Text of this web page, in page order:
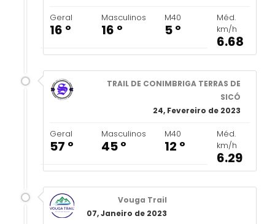
Geral
16 º
Masculinos
16 º
M40
5 º
Méd.
km/h
6.68
TRAIL DE CONIMBRIGA TERRAS DE
SICÓ
24, Fevereiro de 2023
Geral
57 º
Masculinos
45 º
M40
12 º
Méd.
km/h
6.29
Vouga Trail
07, Janeiro de 2023